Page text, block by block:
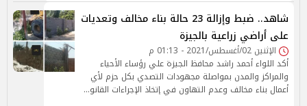
شاهد.. ضبط وإزالة 23 حالة بناء مخالف وتعديات
على أراضي زراعية بالجيزة
الإثنين 02/أغسطس/2021 - 01:13 م
أكد اللواء أحمد راشد محافظ الجيزة علي رؤساء الأحياء
والمراكز والمدن بمواصلة مجهودات التصدي بكل حزم لأي
أعمال بناء مخالف وعدم التهاون في إتخاذ الإجراءات القانو…